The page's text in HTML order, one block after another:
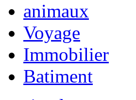
animaux
Voyage
Immobilier
Batiment